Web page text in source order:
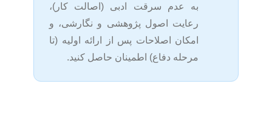
به عدم سرقت ادبی (اصالت کار)،
رعایت اصول پژوهشی و نگارشی، و
امکان اصلاحات پس از ارائه اولیه (تا
مرحله دفاع) اطمینان حاصل کنید.